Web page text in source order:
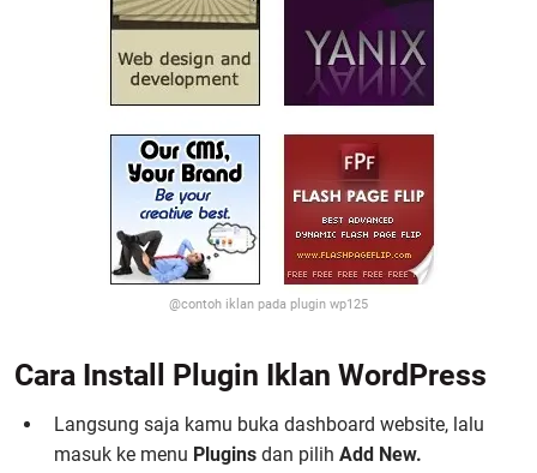
@contoh iklan pada plugin wp125
Cara Install Plugin Iklan WordPress
Langsung saja kamu buka dashboard website, lalu
masuk ke menu Plugins dan pilih Add New.